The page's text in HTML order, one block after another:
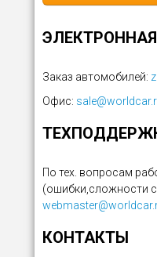
Заказ автомобилей:
Офис:
По тех. вопросам
(ошибки,сложности
КОНТАКТЫ